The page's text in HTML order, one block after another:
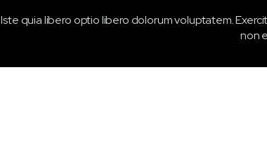
Iste quia libero optio libero dolorum voluptatem.
non e